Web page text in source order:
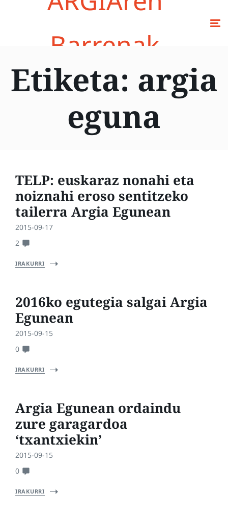
Barrenak
Etiketa: argia
eguna
TELP: euskaraz nonahi eta
noiznahi eroso sentitzeko
tailerra Argia Egunean
2015-09-17
2
IRAKURRI
2016ko egutegia salgai Argia
Egunean
2015-09-15
0
IRAKURRI
Argia Egunean ordaindu
zure garagardoa
‘txantxiekin’
2015-09-15
0
IRAKURRI